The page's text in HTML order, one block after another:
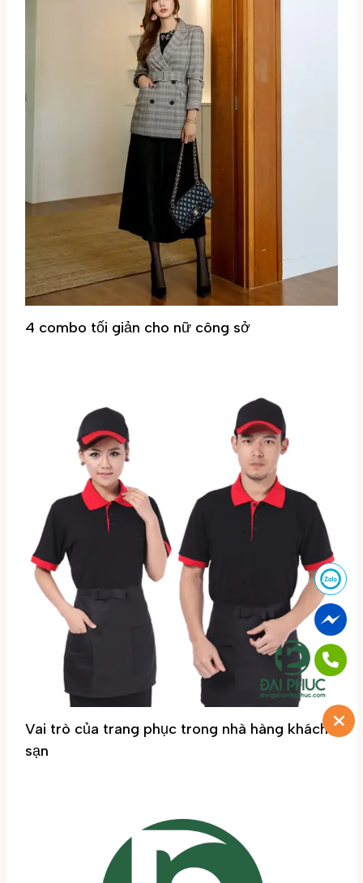
4 combo tối giản cho nữ công sở
Vai trò của trang phục trong nhà hàng khách
sạn